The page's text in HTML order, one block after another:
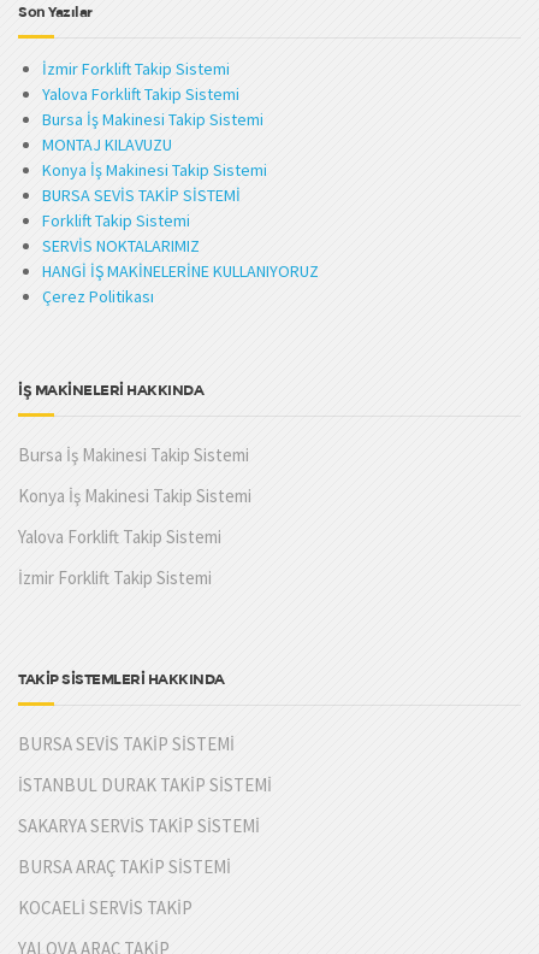
Son Yazılar
İzmir Forklift Takip Sistemi
Yalova Forklift Takip Sistemi
Bursa İş Makinesi Takip Sistemi
MONTAJ KILAVUZU
Konya İş Makinesi Takip Sistemi
BURSA SEVİS TAKİP SİSTEMİ
Forklift Takip Sistemi
SERVİS NOKTALARIMIZ
HANGİ İŞ MAKİNELERİNE KULLANIYORUZ
Çerez Politikası
İŞ MAKİNELERİ HAKKINDA
Bursa İş Makinesi Takip Sistemi
Konya İş Makinesi Takip Sistemi
Yalova Forklift Takip Sistemi
İzmir Forklift Takip Sistemi
TAKİP SİSTEMLERİ HAKKINDA
BURSA SEVİS TAKİP SİSTEMİ
İSTANBUL DURAK TAKİP SİSTEMİ
SAKARYA SERVİS TAKİP SİSTEMİ
BURSA ARAÇ TAKİP SİSTEMİ
KOCAELİ SERVİS TAKİP
YALOVA ARAÇ TAKİP